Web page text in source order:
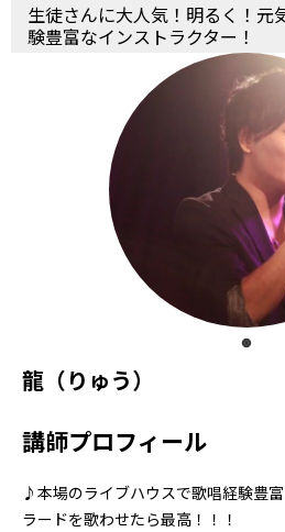
生徒さんに大人気！明るく！元
験豊富なインストラクター！
龍（りゅう）
講師プロフィール
♪本場のライブハウスで歌唱経験豊
ラードを歌わせたら最高！！！